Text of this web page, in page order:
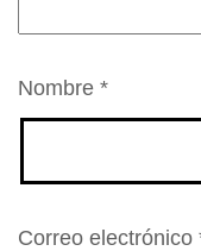
Nombre *
Correo electrónico